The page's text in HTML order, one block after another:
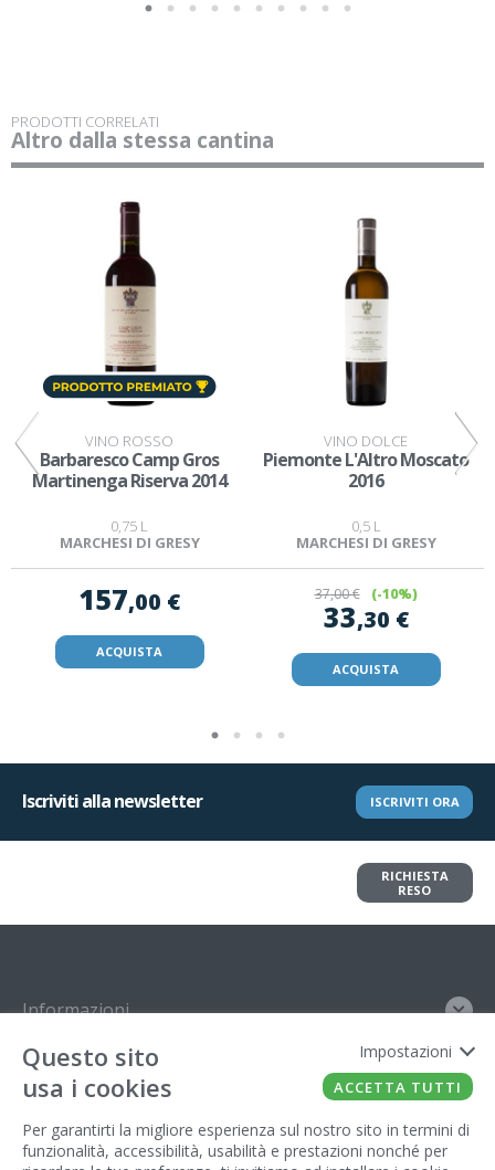
PRODOTTI CORRELATI
Altro dalla stessa cantina
VINO ROSSO
Barbaresco Camp Gros
Martinenga Riserva 2014
0,75 L
MARCHESI DI GRESY
157,00 €
ACQUISTA
VINO DOLCE
Piemonte L'Altro Moscato
2016
0,5 L
MARCHESI DI GRESY
37,00 € (-10%)
33,30 €
ACQUISTA
Iscriviti alla newsletter ISCRIVITI ORA
RICHIESTA
RESO
Informazioni
Contatto
Gestore del sito
Questo sito
usa i cookies
Per garantirti la migliore esperienza sul nostro sito in termini di
funzionalità, accessibilità, usabilità e prestazioni nonché per
Impostazioni
ACCETTA TUTTI